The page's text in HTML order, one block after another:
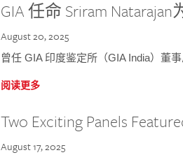
GIA 任命 Sriram
August 20, 2025
曾任 GIA 印度鉴定所（GIA India）董
阅读更多
Two Exciting Panels
August 17, 2025